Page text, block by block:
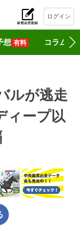
ログイン
想 有料 コラム
ルが逃走
ィープ以